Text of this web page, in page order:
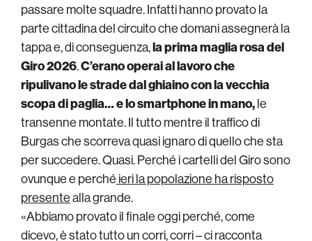
passare molte squadre. Infatti hanno provato la
parte cittadina del circuito che domani assegnerà la
tappa e, di conseguenza,la prima maglia rosa del
Giro 2026.C’erano operai al lavoro che
ripulivano le strade dal ghiaino con la vecchia
scopa di paglia… e lo smartphone in mano,le
transenne montate. Il tutto mentre il traffico di
Burgas che scorreva quasi ignaro di quello che sta
per succedere. Quasi. Perché i cartelli del Giro sono
ovunque e perché ieri la popolazione ha risposto
presentealla grande.
«Abbiamo provato il finale oggi perché, come
dicevo, è stato tutto un corri, corri – ci racconta